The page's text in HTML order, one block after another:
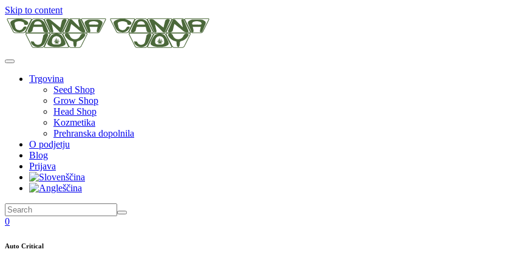
Skip to content
Trgovina
Seed Shop
Grow Shop
Head Shop
Kozmetika
Prehranska dopolnila
O podjetju
Blog
Prijava
0
Auto Critical